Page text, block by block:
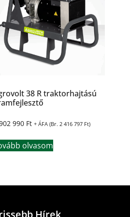
38 R traktorhajtású
990 Ft + ÁFA (Br. 2 416 797 Ft)
olvasom
Hírek